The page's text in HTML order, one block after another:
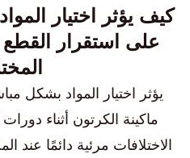
كيف يؤثر اختيار
على استقرار
يؤثر اختيار المواد بشكل
ماكينة الكرتون أثناء
الاختلافات مرئية دائمًا عند